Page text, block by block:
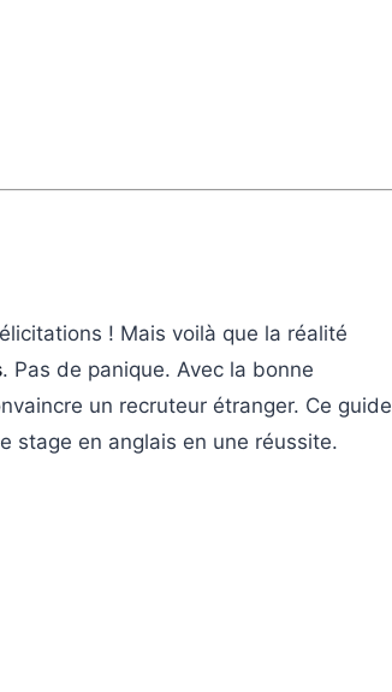
! Mais voilà que la réalité
. Pas de panique. Avec la bonne
un recruteur étranger. Ce guide
stage en anglais en une réussite.